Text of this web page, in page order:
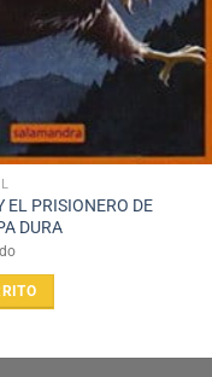
EL PRISIONERO DE
DURA